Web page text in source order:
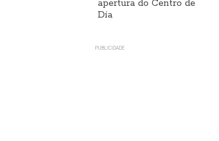
apertura do Centro de
Día